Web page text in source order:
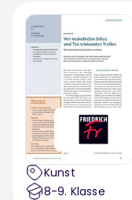
Kunst
8-9. Klasse